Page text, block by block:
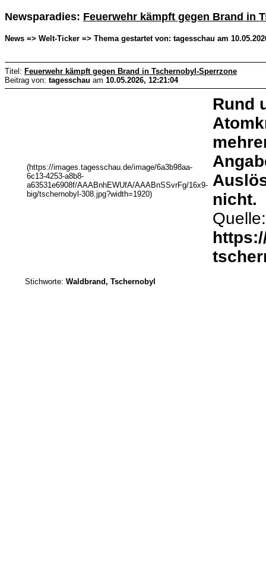
Newsparadies: Feuerwehr kämpft gegen Brand in
News => Welt-Ticker => Thema gestartet von: tagesschau am
Titel: Feuerwehr kämpft gegen Brand in Tschernobyl-Sperrzone
Beitrag von: tagesschau am 10.05.2026, 12:21:04
(https://images.tagesschau.de/image/6a3b98aa-
6c13-4253-a8b8-
a63531e6908f/AAABnhEWUfA/AAABnSSvrFg/16x9-
big/tschernobyl-308.jpg?width=1920)
Rund
nicht.
Quelle:
Stichworte:Waldbrand, Tschernobyl